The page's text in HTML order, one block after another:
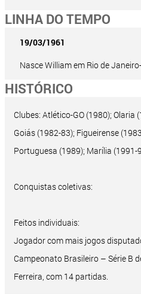
LINHA DO TEMPO
19/03/1961
Nasce William em Rio de
HISTÓRICO
Clubes: Atlético-GO (1980); Olaria
Goiás (1982-83); Figueirense
Portuguesa (1989); Marília (1991-
Conquistas coletivas:
Feitos individuais:
Jogador com mais jogos
Campeonato Brasileiro – Série B
Ferreira, com 14 partidas.